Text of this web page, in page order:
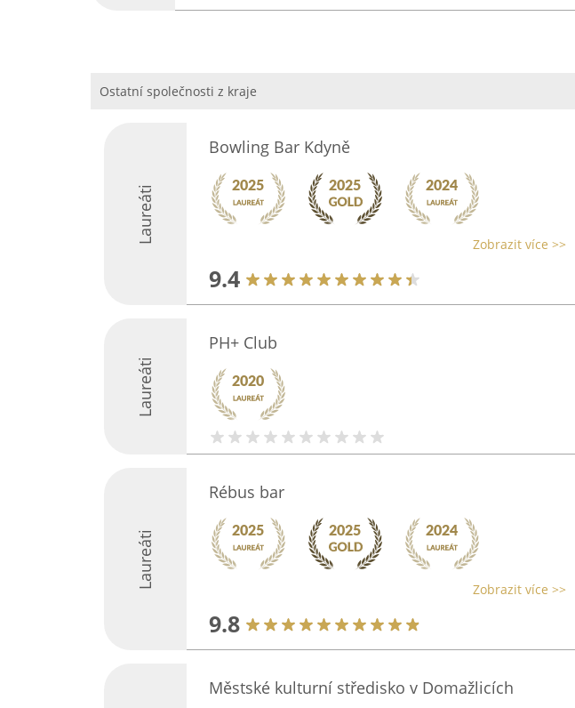
Ostatní společnosti z kraje
Laureáti
Bowling Bar Kdyně
Zobrazit více >>
9.4
Laureáti
PH+ Club
Laureáti
Rébus bar
Zobrazit více >>
9.8
Městské kulturní středisko v Domažlicích